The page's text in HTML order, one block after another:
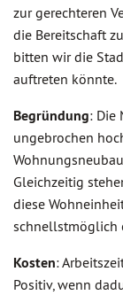
zur gerechteren
die Bereitschaft
bitten wir die
auftreten könnte.
Begründung: Die
ungebrochen
Gleichzeitig
diese
schnellstmöglich
Kosten:
Positiv, wenn